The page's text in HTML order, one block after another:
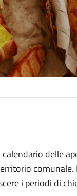
delle
i periodi di